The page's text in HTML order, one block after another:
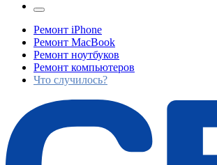
Ремонт iPhone
Ремонт MacBook
Ремонт ноутбуков
Ремонт компьютеров
Что случилось?